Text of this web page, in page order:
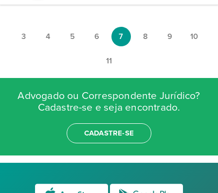
3 4 5 6 7 8 9 10
11
Advogado ou Correspondente Jurídico?
Cadastre-se e seja encontrado.
CADASTRE-SE